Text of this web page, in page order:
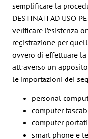
semplificare la
DESTINATI AD USO
verificare l’esistenza
registrazione per
ovvero di effettuare
attraverso un
le importazioni dei
personal
computer
computer
smart phone e